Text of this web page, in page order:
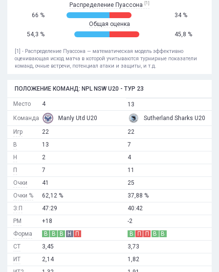
Распределение Пуассона [1]
66 %
34 %
Общая оценка
54,3 %
45,8 %
[1] - Распределение Пуассона — математическая модель эффективно
оценивающая исход матча в которой учитываются турнирные показатели
команд, очные встречи, потенциал атаки и защиты, и т.д.
ПОЛОЖЕНИЕ КОМАНД: NPL NSW U20 - ТУР 23
Место
Команда
Игр
В
Н
П
Очки
Очки %
З:П
РМ
Форма
СТ
ИТ
4
Manly Utd U20
22
13
2
7
41
62,12 %
47:29
+18
В
В В Н
П
3,45
2,14
13
Sutherland Sharks U20
22
7
4
11
25
37,88 %
40:42
-2
В
П П В
В
3,73
1,82